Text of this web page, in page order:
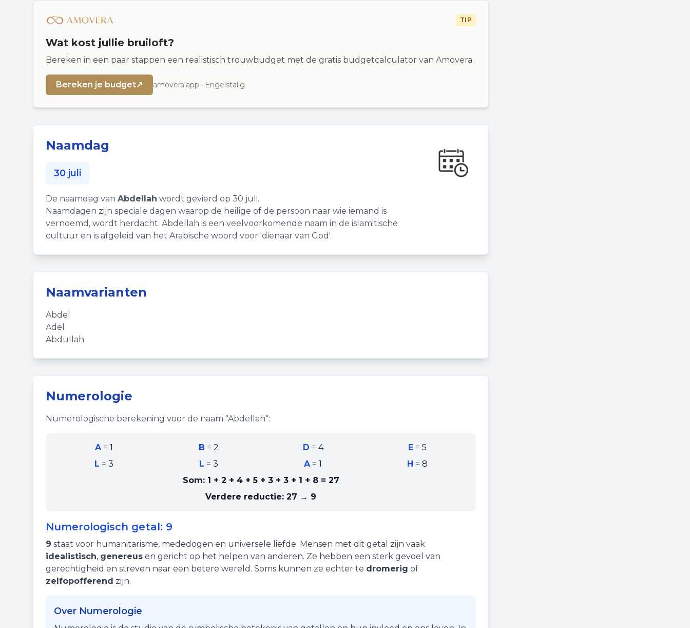
TIP
Wat kost jullie bruiloft?
Bereken in een paar stappen een realistisch trouwbudget met de gratis budgetcalculator van Amovera.
Bereken je budget↗ amovera.app · Engelstalig
Naamdag
30 juli
De naamdag van Abdellah wordt gevierd op 30 juli.
Naamdagen zijn speciale dagen waarop de heilige of de persoon naar wie iemand is
vernoemd, wordt herdacht. Abdellah is een veelvoorkomende naam in de islamitische
cultuur en is afgeleid van het Arabische woord voor 'dienaar van God'.
Naamvarianten
Abdel
Adel
Abdullah
Numerologie
Numerologische berekening voor de naam "Abdellah":
A=1 B = 2 D = 4 E =5
L =3 L = 3 A=1 H =8
Som: 1 + 2 + 4 + 5 + 3 + 3 + 1 + 8= 27
Verdere reductie: 27 → 9
Numerologisch getal: 9
9 staat voor humanitarisme, mededogen en universele liefde. Mensen met dit getal zijn vaak
idealistisch, genereus en gericht op het helpen van anderen. Ze hebben een sterk gevoel van
gerechtigheid en streven naar een betere wereld. Soms kunnen ze echter te dromerig of
zelfopofferend zijn.
Over Numerologie